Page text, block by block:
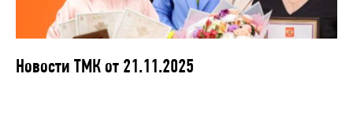
Новости ТМК от 21.11.2025